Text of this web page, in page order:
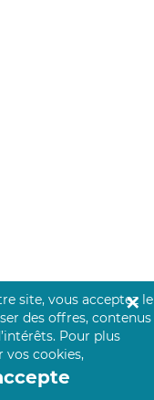
site, vous acceptez le
des offres, contenus
Pour plus
vos cookies,
✕